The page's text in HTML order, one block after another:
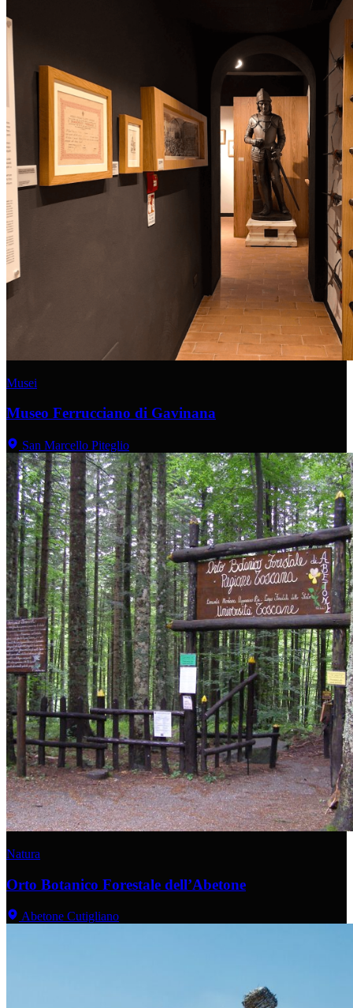
Musei
Museo Ferrucciano di Gavinana
San Marcello Piteglio
Natura
Orto Botanico Forestale dell’Abetone
Abetone Cutigliano